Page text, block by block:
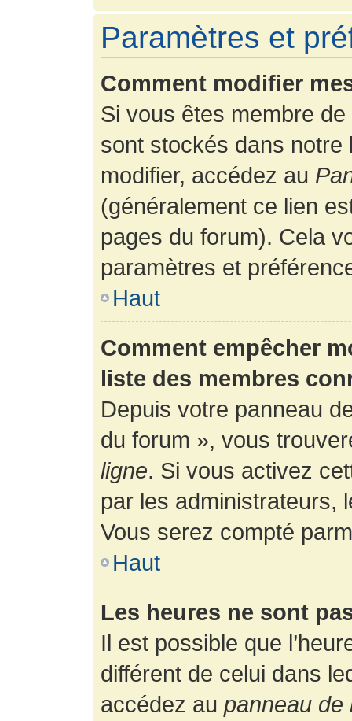
Paramètres et
Comment modifier
Si vous êtes membre
sont stockés dans
modifier, accédez au
(généralement ce lien
pages du forum). Cela
paramètres et
Haut
Comment empêcher
liste des membres
Depuis votre panneau
du forum », vous
ligne. Si vous activez
par les administrateurs,
Vous serez compté
Haut
Les heures ne sont
Il est possible que
différent de celui dans
accédez au panneau de